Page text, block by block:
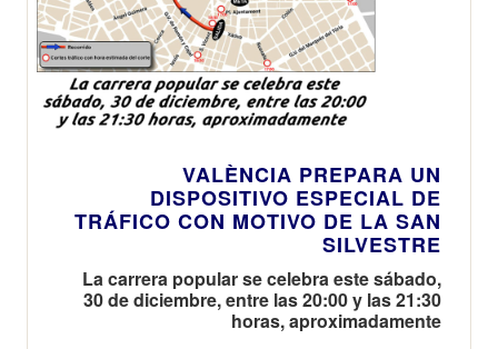
VALÈNCIA PREPARA UN
DISPOSITIVO ESPECIAL DE
TRÁFICO CON MOTIVO DE LA SAN
SILVESTRE
La carrera popular se celebra este sábado,
30 de diciembre, entre las 20:00 y las 21:30
horas, aproximadamente